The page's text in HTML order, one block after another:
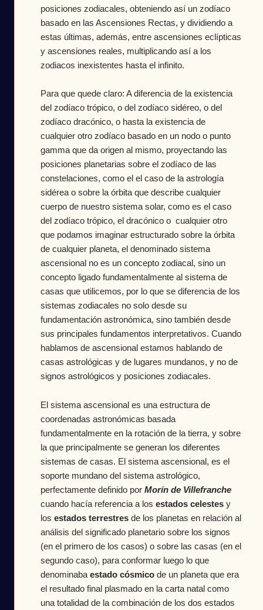
posiciones zodiacales, obteniendo así un zodíaco
basado en las Ascensiones Rectas, y dividiendo a
estas últimas, además, entre ascensiones eclípticas
y ascensiones reales, multiplicando así a los
zodiacos inexistentes hasta el infinito.
Para que quede claro: A diferencia de la existencia
del zodíaco trópico, o del zodíaco sidéreo, o del
zodíaco dracónico, o hasta la existencia de
cualquier otro zodíaco basado en un nodo o punto
gamma que da origen al mismo, proyectando las
posiciones planetarias sobre el zodíaco de las
constelaciones, como el el caso de la astrología
sidérea o sobre la órbita que describe cualquier
cuerpo de nuestro sistema solar, como es el caso
del zodíaco trópico, el dracónico o cualquier otro
que podamos imaginar estructurado sobre la órbita
de cualquier planeta, el denominado sistema
ascensional no es un concepto zodiacal, sino un
concepto ligado fundamentalmente al sistema de
casas que utilicemos, por lo que se diferencia de los
sistemas zodiacales no solo desde su
fundamentación astronómica, sino también desde
sus principales fundamentos interpretativos. Cuando
hablamos de ascensional estamos hablando de
casas astrológicas y de lugares mundanos, y no de
signos astrológicos y posiciones zodiacales.
El sistema ascensional es una estructura de
coordenadas astronómicas basada
fundamentalmente en la rotación de la tierra, y sobre
la que principalmente se generan los diferentes
sistemas de casas. El sistema ascensional, es el
soporte mundano del sistema astrológico,
perfectamente definido por Morín de Villefranche
cuando hacía referencia a los estados celestes y
los estados terrestres de los planetas en relación al
análisis del significado planetario sobre los signos
(en el primero de los casos) o sobre las casas (en el
segundo caso), para conformar luego lo que
denominaba estado cósmico de un planeta que era
el resultado final plasmado en la carta natal como
una totalidad de la combinación de los dos estados